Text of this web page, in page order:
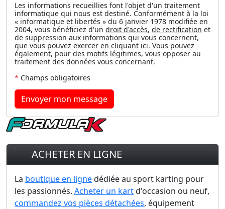
Les informations recueillies font l'objet d'un traitement
informatique qui nous est destiné. Conformément à la loi
« informatique et libertés » du 6 janvier 1978 modifiée en
2004, vous bénéficiez d'un droit d'accès, de rectification et
de suppression aux informations qui vous concernent,
que vous pouvez exercer en cliquant ici. Vous pouvez
également, pour des motifs légitimes, vous opposer au
traitement des données vous concernant.
* Champs obligatoires
Envoyer mon message
ACHETER EN LIGNE
La boutique en lignedédiée au sport karting pour
les passionnés. Acheter un kartd'occasion ou neuf,
commandez vos pièces détachées, équipement